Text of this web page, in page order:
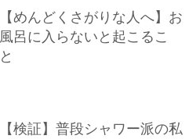
【めんどくさがりな人へ】お
風呂に入らないと起こるこ
と
【検証】普段シャワー派の私